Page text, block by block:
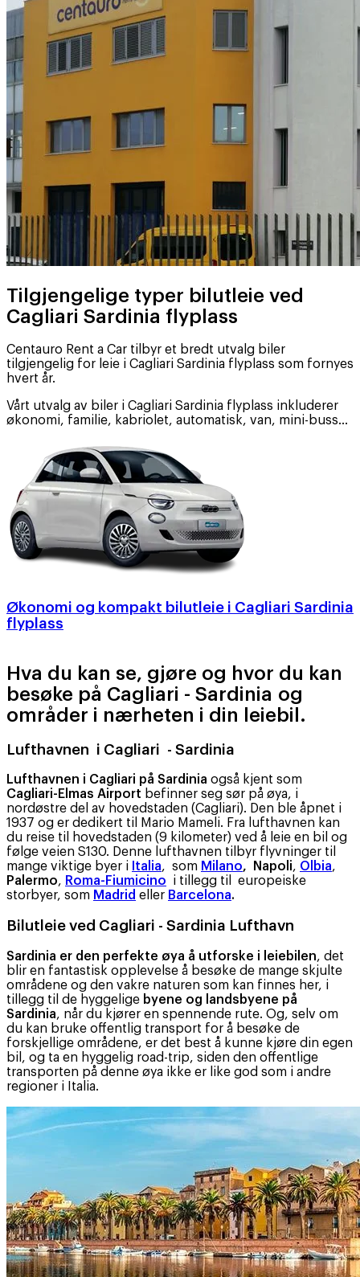
Tilgjengelige typer bilutleie ved
Cagliari Sardinia flyplass
Centauro Rent a Car tilbyr et bredt utvalg biler
tilgjengelig for leie i Cagliari Sardinia flyplass som fornyes
hvert år.
Vårt utvalg av biler i Cagliari Sardinia flyplass inkluderer
økonomi, familie, kabriolet, automatisk, van, mini-buss…
Økonomi og kompakt bilutleie i Cagliari Sardinia
flyplass
Hva du kan se, gjøre og hvor du kan
besøke på Cagliari - Sardinia og
områder i nærheten i din leiebil.
Lufthavnen i Cagliari - Sardinia
Lufthavnen i Cagliari på Sardinia også kjent som
Cagliari-Elmas Airport befinner seg sør på øya, i
nordøstre del av hovedstaden (Cagliari). Den ble åpnet i
1937 og er dedikert til Mario Mameli. Fra lufthavnen kan
du reise til hovedstaden (9 kilometer) ved å leie en bil og
følge veien S130. Denne lufthavnen tilbyr flyvninger til
mange viktige byer i Italia, som Milano, Napoli, Olbia,
Palermo, Roma-Fiumicino i tillegg til europeiske
storbyer, som Madrid eller Barcelona.
Bilutleie ved Cagliari - Sardinia Lufthavn
Sardinia er den perfekte øya å utforske i leiebilen, det
blir en fantastisk opplevelse å besøke de mange skjulte
områdene og den vakre naturen som kan finnes her, i
tillegg til de hyggelige byene og landsbyene på
Sardinia, når du kjører en spennende rute. Og, selv om
du kan bruke offentlig transport for å besøke de
forskjellige områdene, er det best å kunne kjøre din egen
bil, og ta en hyggelig road-trip, siden den offentlige
transporten på denne øya ikke er like god som i andre
regioner i Italia.